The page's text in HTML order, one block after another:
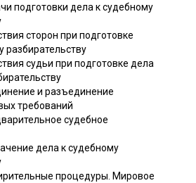
подготовки дела к судебному
сторон при подготовке
разбирательству
судьи при подготовке дела
и разъединение
требований
судебное
дела к судебному
процедуры. Мировое